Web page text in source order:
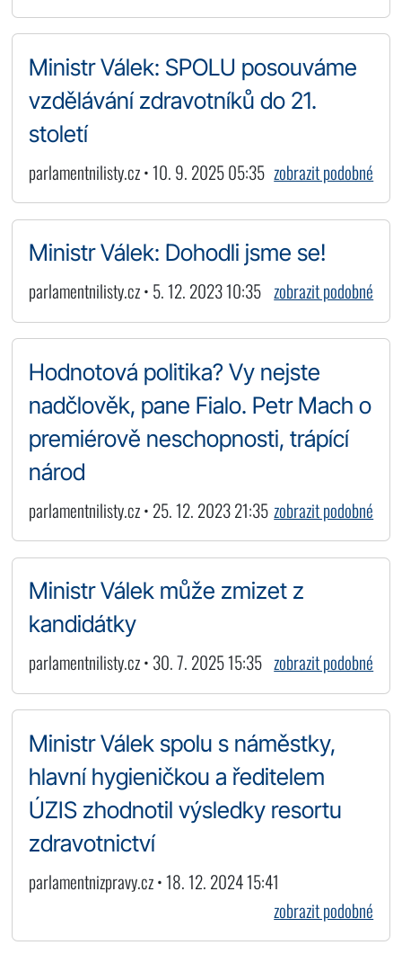
Ministr Válek: SPOLU posouváme
vzdělávání zdravotníků do 21.
století
parlamentnilisty.cz • 10. 9. 2025 05:35 zobrazit podobné
Ministr Válek: Dohodli jsme se!
parlamentnilisty.cz • 5. 12. 2023 10:35 zobrazit podobné
Hodnotová politika? Vy nejste
nadčlověk, pane Fialo. Petr Mach o
premiérově neschopnosti, trápící
národ
parlamentnilisty.cz • 25. 12. 2023 21:35 zobrazit podobné
Ministr Válek může zmizet z
kandidátky
parlamentnilisty.cz • 30. 7. 2025 15:35 zobrazit podobné
Ministr Válek spolu s náměstky,
hlavní hygieničkou a ředitelem
ÚZIS zhodnotil výsledky resortu
zdravotnictví
parlamentnizpravy.cz • 18. 12. 2024 15:41
zobrazit podobné